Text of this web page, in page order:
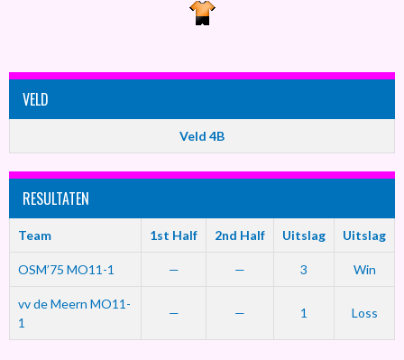
VELD
Veld 4B
RESULTATEN
Team 1st Half 2nd Half Uitslag Uitslag
OSM’75 MO11-1 — — 3 Win
vv de Meern MO11-
1
— — 1 Loss